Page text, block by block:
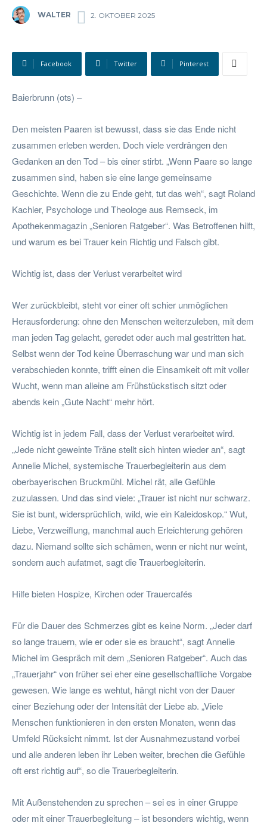
WALTER 2. OKTOBER 2025
Facebook Twitter Pinterest
Baierbrunn (ots) –
Den meisten Paaren ist bewusst, dass sie das Ende nicht
zusammen erleben werden. Doch viele verdrängen den
Gedanken an den Tod – bis einer stirbt. „Wenn Paare so lange
zusammen sind, haben sie eine lange gemeinsame
Geschichte. Wenn die zu Ende geht, tut das weh“, sagt Roland
Kachler, Psychologe und Theologe aus Remseck, im
Apothekenmagazin „Senioren Ratgeber“. Was Betroffenen hilft,
und warum es bei Trauer kein Richtig und Falsch gibt.
Wichtig ist, dass der Verlust verarbeitet wird
Wer zurückbleibt, steht vor einer oft schier unmöglichen
Herausforderung: ohne den Menschen weiterzuleben, mit dem
man jeden Tag gelacht, geredet oder auch mal gestritten hat.
Selbst wenn der Tod keine Überraschung war und man sich
verabschieden konnte, trifft einen die Einsamkeit oft mit voller
Wucht, wenn man alleine am Frühstückstisch sitzt oder
abends kein „Gute Nacht“ mehr hört.
Wichtig ist in jedem Fall, dass der Verlust verarbeitet wird.
„Jede nicht geweinte Träne stellt sich hinten wieder an“, sagt
Annelie Michel, systemische Trauerbegleiterin aus dem
oberbayerischen Bruckmühl. Michel rät, alle Gefühle
zuzulassen. Und das sind viele: „Trauer ist nicht nur schwarz.
Sie ist bunt, widersprüchlich, wild, wie ein Kaleidoskop.“ Wut,
Liebe, Verzweiflung, manchmal auch Erleichterung gehören
dazu. Niemand sollte sich schämen, wenn er nicht nur weint,
sondern auch aufatmet, sagt die Trauerbegleiterin.
Hilfe bieten Hospize, Kirchen oder Trauercafés
Für die Dauer des Schmerzes gibt es keine Norm. „Jeder darf
so lange trauern, wie er oder sie es braucht“, sagt Annelie
Michel im Gespräch mit dem „Senioren Ratgeber“. Auch das
„Trauerjahr“ von früher sei eher eine gesellschaftliche Vorgabe
gewesen. Wie lange es wehtut, hängt nicht von der Dauer
einer Beziehung oder der Intensität der Liebe ab. „Viele
Menschen funktionieren in den ersten Monaten, wenn das
Umfeld Rücksicht nimmt. Ist der Ausnahmezustand vorbei
und alle anderen leben ihr Leben weiter, brechen die Gefühle
oft erst richtig auf“, so die Trauerbegleiterin.
Mit Außenstehenden zu sprechen – sei es in einer Gruppe
oder mit einer Trauerbegleitung – ist besonders wichtig, wenn